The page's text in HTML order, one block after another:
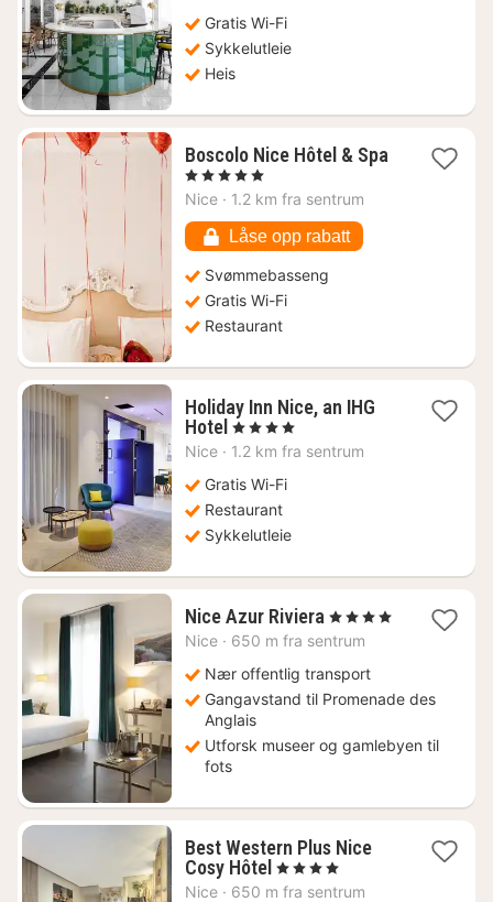
Gratis Wi-Fi
Sykkelutleie
Heis
Boscolo Nice Hôtel & Spa
1
natt
5544
kr.
, 5 Stjerner
Nice · 1.2 km fra sentrum
Låse opp rabatt
Svømmebasseng
Gratis Wi-Fi
Restaurant
Holiday Inn Nice, an IHG
Hotel 1
natt
2288
kr.
, 4 Stjerner
Nice · 1.2 km fra sentrum
Gratis Wi-Fi
Restaurant
Sykkelutleie
Nice Azur Riviera 1
natt
2160
kr.
, 4 Stjerner
Nice · 650 m fra sentrum
Nær offentlig transport
Gangavstand til Promenade des
Anglais
Utforsk museer og gamlebyen til
fots
Best Western Plus Nice
Cosy Hôtel 1
natt
, 4 Stjerner
Nice · 650 m fra sentrum